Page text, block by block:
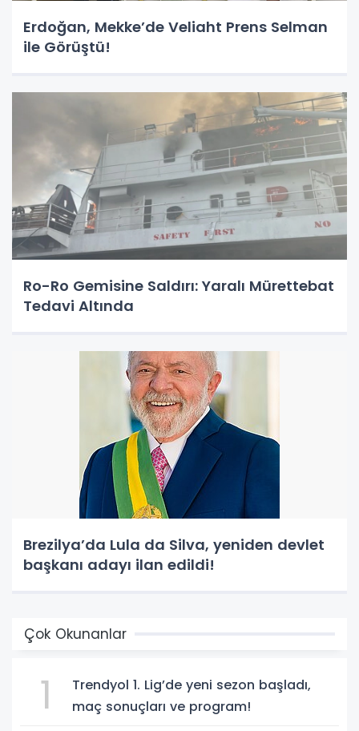
Erdoğan, Mekke’de Veliaht Prens Selman
ile Görüştü!
Ro-Ro Gemisine Saldırı: Yaralı Mürettebat
Tedavi Altında
Brezilya’da Lula da Silva, yeniden devlet
başkanı adayı ilan edildi!
Çok Okunanlar
1
Trendyol 1. Lig’de yeni sezon başladı,
maç sonuçları ve program!